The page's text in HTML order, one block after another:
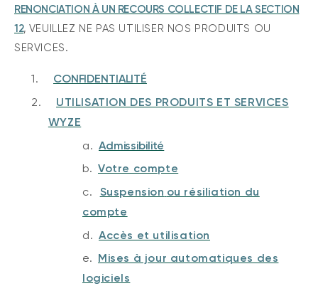
RENONCIATION À UN RECOURS COLLECTIF DE LA SECTION
12, VEUILLEZ NE PAS UTILISER NOS PRODUITS OU
SERVICES.
1.
CONFIDENTIALITÉ
2.
UTILISATION DES PRODUITS ET SERVICES
WYZE
a. Admissibilité
b. Votre compte
c.
Suspension ou résiliation du
compte
d. Accès et utilisation
e. Mises à jour automatiques des
logiciels
Go
More
options
59,98 $US
63,96 $US